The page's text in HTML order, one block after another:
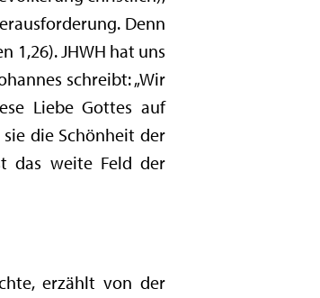
Denn
1,26). JHWH hat uns
schreibt: „Wir
Liebe Gottes auf
die Schönheit der
das weite Feld der
erzählt von der